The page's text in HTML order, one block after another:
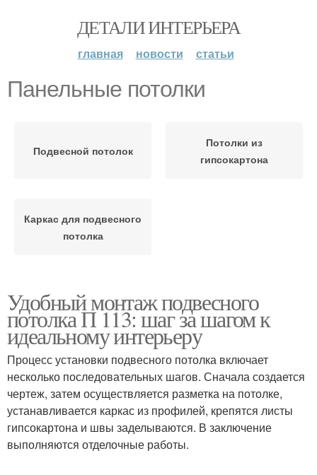
ДЕТАЛИ ИНТЕРЬЕРА
главная новости статьи
Панельные потолки
Подвесной потолок
Потолки из
гипсокартона
Каркас для подвесного
потолка
Удобный монтаж подвесного
потолка П 113: шаг за шагом к
идеальному интерьеру
Процесс установки подвесного потолка включает
несколько последовательных шагов. Сначала создается
чертеж, затем осуществляется разметка на потолке,
устанавливается каркас из профилей, крепятся листы
гипсокартона и швы заделываются. В заключение
выполняются отделочные работы.